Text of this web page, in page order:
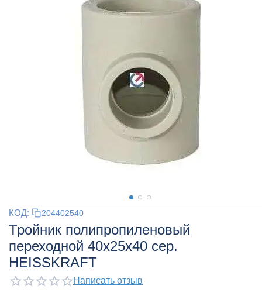
КОД: 204402540
Тройник полипропиленовый
переходной 40x25x40 сер.
HEISSKRAFT
Написать отзыв